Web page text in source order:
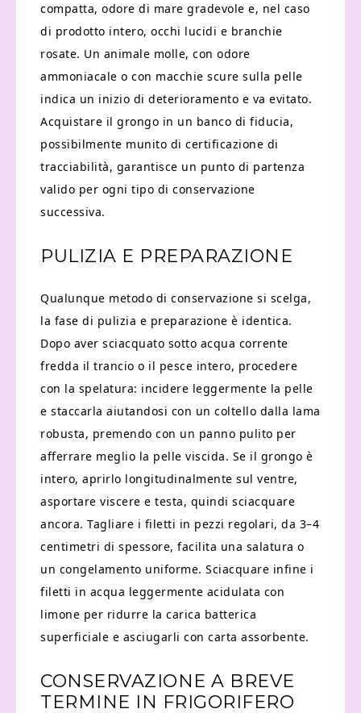
compatta, odore di mare gradevole e, nel caso
di prodotto intero, occhi lucidi e branchie
rosate. Un animale molle, con odore
ammoniacale o con macchie scure sulla pelle
indica un inizio di deterioramento e va evitato.
Acquistare il grongo in un banco di fiducia,
possibilmente munito di certificazione di
tracciabilità, garantisce un punto di partenza
valido per ogni tipo di conservazione
successiva.
PULIZIA E PREPARAZIONE
Qualunque metodo di conservazione si scelga,
la fase di pulizia e preparazione è identica.
Dopo aver sciacquato sotto acqua corrente
fredda il trancio o il pesce intero, procedere
con la spelatura: incidere leggermente la pelle
e staccarla aiutandosi con un coltello dalla lama
robusta, premendo con un panno pulito per
afferrare meglio la pelle viscida. Se il grongo è
intero, aprirlo longitudinalmente sul ventre,
asportare viscere e testa, quindi sciacquare
ancora. Tagliare i filetti in pezzi regolari, da 3–4
centimetri di spessore, facilita una salatura o
un congelamento uniforme. Sciacquare infine i
filetti in acqua leggermente acidulata con
limone per ridurre la carica batterica
superficiale e asciugarli con carta assorbente.
CONSERVAZIONE A BREVE
TERMINE IN FRIGORIFERO